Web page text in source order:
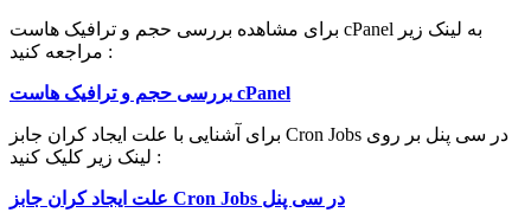
برای مشاهده بررسی حجم و ترافیک هاست cPanel به لینک زیر
مراجعه کنید :
بررسی حجم و ترافیک هاست cPanel
برای آشنایی با علت ایجاد کران جابز Cron Jobs در سی پنل بر روی
لینک زیر کلیک کنید :
علت ایجاد کران جابز Cron Jobs در سی پنل